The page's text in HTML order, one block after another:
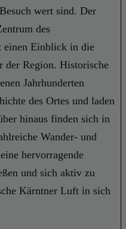
wert sind. Der
des
einen Einblick in die
der Region. Historische
Jahrhunderten
des Ortes und laden
hinaus finden sich in
Wander- und
hervorragende
und sich aktiv zu
Kärntner Luft in sich